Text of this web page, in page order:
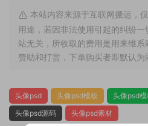
本站内容来源于互联网搬运，
用途，若因非法使用引起的纠纷
站无关，所收取的费用是用来维
赞助和打赏，下单购买者即默认为
头像psd 头像psd模板 头像psd
头像psd源码
头像psd素材